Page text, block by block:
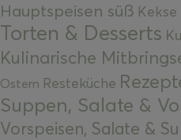
Hauptspeisen süß Kekse
Torten & Desserts
Kulinarische
Ostern Resteküche
Suppen, Salate &
Vorspeisen, Salate &